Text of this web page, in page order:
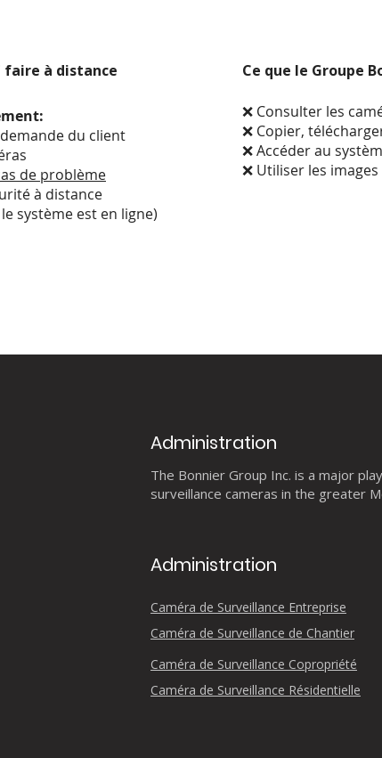
faire à distance
du client
de problème
à distance
système est en ligne)
Ce que le Groupe
❌ Consulter les
❌ Copier,
❌ Accéder au
❌ Utiliser les
Administration
The Bonnier Group Inc. is a major
surveillance cameras in the greater
Administration
Caméra de Surveillance Entreprise
Caméra de Surveillance de Chantier
Caméra de Surveillance Copropriété
Caméra de Surveillance Résidentielle